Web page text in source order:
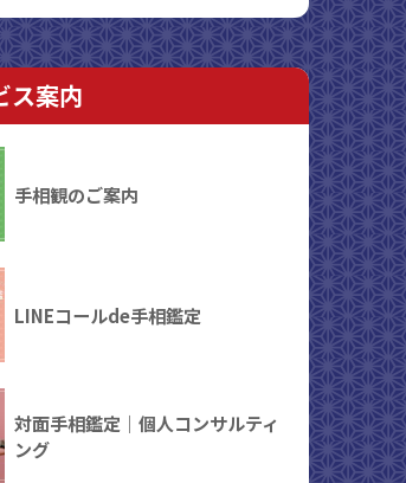
ス案内
手相観のご案内
LINEコールde手相鑑定
対面手相鑑定｜個人コンサルティ
ング